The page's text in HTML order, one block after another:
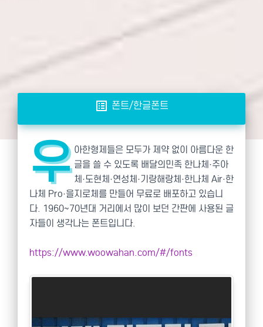
list_alt 폰트/한글폰트
우 아한형제들은 모두가 제약 없이 아름다운 한
글을 쓸 수 있도록 배달의민족 한나체·주아
체·도현체·연성체·기랑해랑체·한나체 Air·한
나체 Pro·을지로체를 만들어 무료로 배포하고 있습니
다. 1960~70년대 거리에서 많이 보던 간판에 사용된 글
자들이 생각나는 폰트입니다.
https://www.woowahan.com/#/fonts